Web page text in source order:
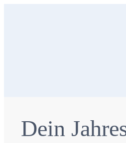
Dein